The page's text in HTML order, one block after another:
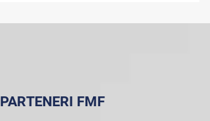
PARTENERI FMF